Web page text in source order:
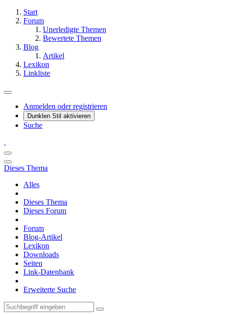
Start
Forum
Unerledigte Themen
Bewertete Themen
Blog
Artikel
Lexikon
Linkliste
Anmelden oder registrieren
Dunklen Stil aktivieren
Suche
Dieses Thema
Alles
Dieses Thema
Dieses Forum
Forum
Blog-Artikel
Lexikon
Downloads
Seiten
Link-Datenbank
Erweiterte Suche